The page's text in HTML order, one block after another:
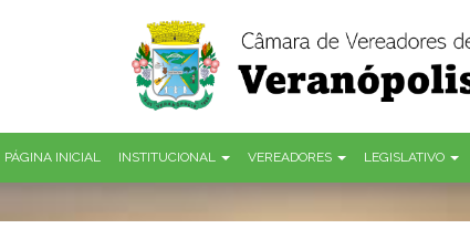
PÁGINA INICIAL INSTITUCIONAL VEREADORES LEGISLATIVO